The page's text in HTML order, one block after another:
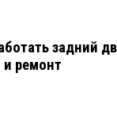
задний
ремонт